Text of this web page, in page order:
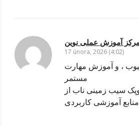
آموزش عملی نوین
17 února, 2026 (4:02)
، و آموزش مهارت
مستمر
سیب زمینی ناب از
منابع آموزشی کاربردی